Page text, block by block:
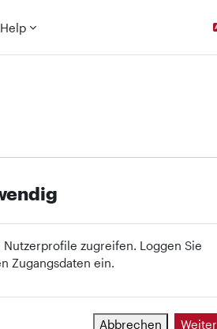
Help
zugreifen. Loggen Sie
Zugangsdaten ein.
Abbrechen Weiter